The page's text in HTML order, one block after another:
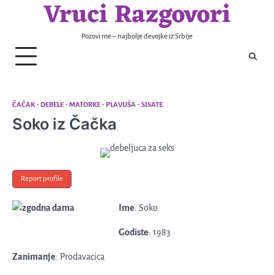
Vruci Razgovori
Pozovi me – najbolje devojke iz Srbije
ČAČAK DEBELE MATORKE PLAVUŠA SISATE
Soko iz Čačka
Report profile
Ime: Soko
Godiste: 1983
Zanimanje: Prodavacica